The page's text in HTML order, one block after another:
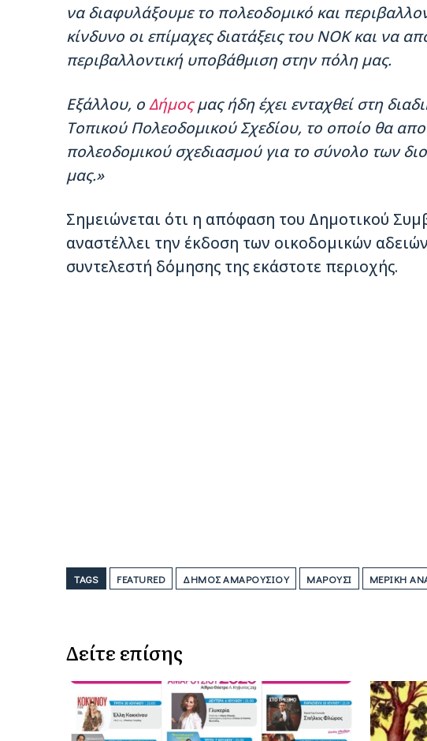
να διαφυλάξουμε το πολεοδομικό και
κίνδυνο οι επίμαχες διατάξεις του ΝΟΚ και να
περιβαλλοντική υποβάθμιση στην πόλη μας.
Εξάλλου, οΔήμοςμας ήδη έχει ενταχθεί στη
Τοπικού Πολεοδομικού Σχεδίου, το οποίο θα
πολεοδομικού σχεδιασμού για το σύνολο των
μας.»
Σημειώνεται ότι η απόφαση του Δημοτικού
αναστέλλει την έκδοση των οικοδομικών
συντελεστή δόμησης της εκάστοτε περιοχής.
TAGS FEATURED ΔΉΜΟΣ ΑΜΑΡΟΥΣΊΟΥ ΜΑΡΟΎΣΙ ΜΕΡΙΚΉ
Δείτε επίσης